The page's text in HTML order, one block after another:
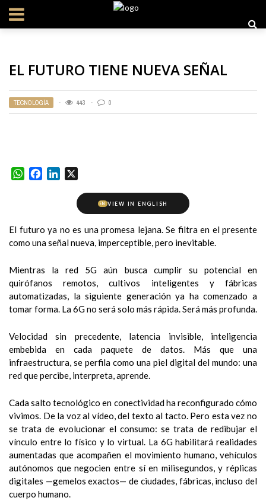
EL FUTURO TIENE NUEVA SEÑAL
TECNOLOGÍA 443 0
WhatsApp
FacebookLinkedIn
EN VIEW IN ENGLISH
El futuro ya no es una promesa lejana. Se filtra en el presente
como una señal nueva, imperceptible, pero inevitable.
Mientras la red 5G aún busca cumplir su potencial en
quirófanos remotos, cultivos inteligentes y fábricas
automatizadas, la siguiente generación ya ha comenzado a
tomar forma. La 6G no será solo más rápida. Será más profunda.
Velocidad sin precedente, latencia invisible, inteligencia
embebida en cada paquete de datos. Más que una
infraestructura, se perfila como una piel digital del mundo: una
red que percibe, interpreta, aprende.
Cada salto tecnológico en conectividad ha reconfigurado cómo
vivimos. De la voz al vídeo, del texto al tacto. Pero esta vez no
se trata de evolucionar el consumo: se trata de redibujar el
vínculo entre lo físico y lo virtual. La 6G habilitará realidades
aumentadas que acompañen el movimiento humano, vehículos
autónomos que negocien entre sí en milisegundos, y réplicas
digitales —gemelos exactos— de ciudades, fábricas, incluso del
cuerpo humano.